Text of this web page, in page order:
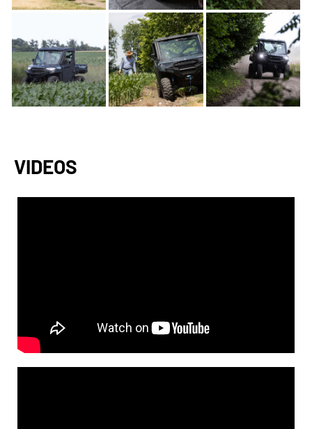
VIDEOS